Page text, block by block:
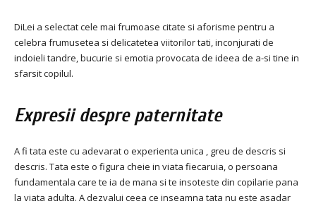
DiLei a selectat cele mai frumoase citate si aforisme pentru a
celebra frumusetea si delicatetea viitorilor tati, inconjurati de
indoieli tandre, bucurie si emotia provocata de ideea de a-si tine in
sfarsit copilul.
Expresii despre paternitate
A fi tata este cu adevarat o experienta unica , greu de descris si
descris. Tata este o figura cheie in viata fiecaruia, o persoana
fundamentala care te ia de mana si te insoteste din copilarie pana
la viata adulta. A dezvalui ceea ce inseamna tata nu este asadar